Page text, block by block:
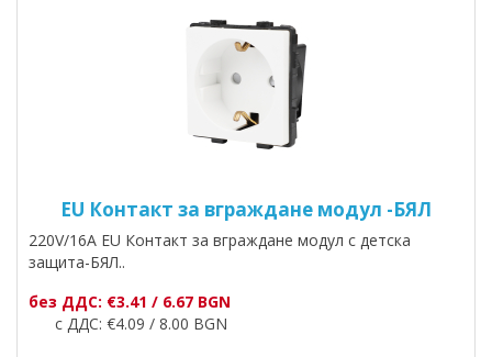
EU Контакт за вграждане модул -БЯЛ
220V/16A EU Контакт за вграждане модул с детска
защита-БЯЛ..
без ДДС: €3.41 / 6.67 BGN
с ДДС: €4.09 / 8.00 BGN